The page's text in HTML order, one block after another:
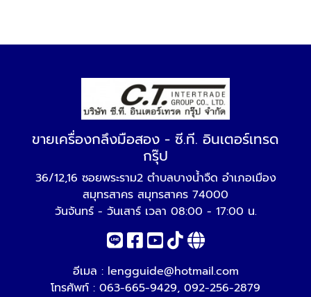
ขายเครื่องกลึงมือสอง - ซี.ที. อินเตอร์เทรด
กรุ๊ป
36/12,16 ซอยพระราม2 ตำบลบางน้ำจืด อำเภอเมือง
สมุทรสาคร สมุทรสาคร 74000
วันจันทร์ - วันเสาร์ เวลา 08:00 - 17:00 น.
อีเมล : lengguide@hotmail.com
โทรศัพท์ : 063-665-9429, 092-256-2879